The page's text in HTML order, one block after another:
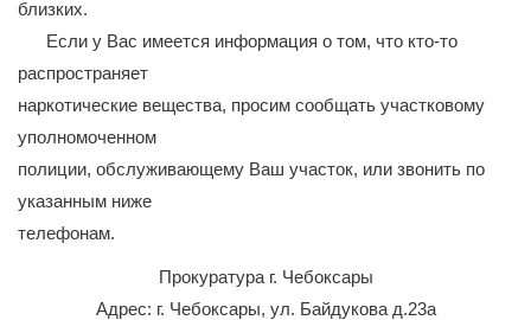
близких.
Если у Вас имеется информация о том, что кто-то
распространяет
наркотические вещества, просим сообщать участковому
уполномоченном
полиции, обслуживающему Ваш участок, или звонить по
указанным ниже
телефонам.
Прокуратура г. Чебоксары
Адрес: г. Чебоксары, ул. Байдукова д.23а